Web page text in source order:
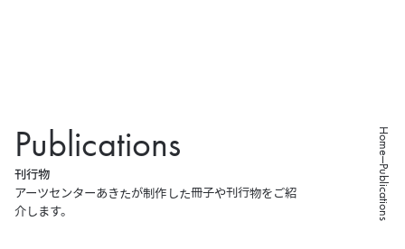
Home
Publications
Publications
刊 行物
アーツセンターあきたが制作した冊子や刊行物をご紹
介します。